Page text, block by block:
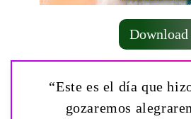
Download
“Este es el día que
gozaremos